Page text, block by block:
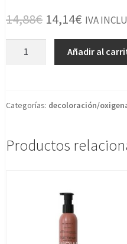
14,88€ El
precio
original
14,88€.
14,14€ El
precio
actual
14,14€.
IVA
Alluminium
cantidad
Añadir al
Categorías: decoloración/
Productos